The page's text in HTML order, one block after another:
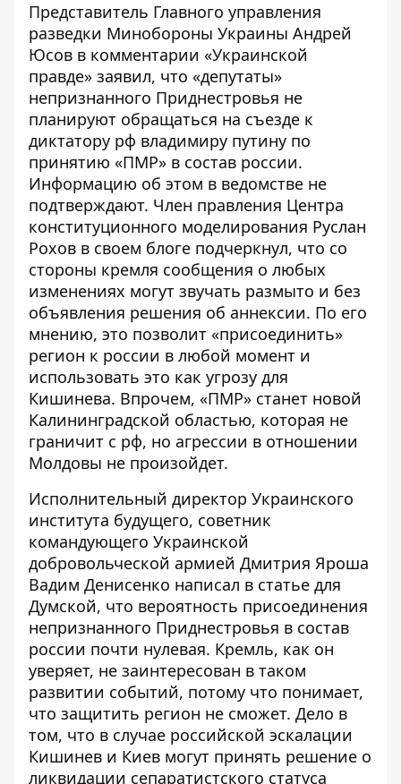
Представитель Главного управления
разведки Минобороны Украины Андрей
Юсов в комментарии «Украинской
правде» заявил, что «депутаты»
непризнанного Приднестровья не
планируют обращаться на съезде к
диктатору рф владимиру путину по
принятию «ПМР» в состав россии.
Информацию об этом в ведомстве не
подтверждают. Член правления Центра
конституционного моделирования Руслан
Рохов в своем блоге подчеркнул, что со
стороны кремля сообщения о любых
изменениях могут звучать размыто и без
объявления решения об аннексии. По его
мнению, это позволит «присоединить»
регион к россии в любой момент и
использовать это как угрозу для
Кишинева. Впрочем, «ПМР» станет новой
Калининградской областью, которая не
граничит с рф, но агрессии в отношении
Молдовы не произойдет.
Исполнительный директор Украинского
института будущего, советник
командующего Украинской
добровольческой армией Дмитрия Яроша
Вадим Денисенко написал в статье для
Думской, что вероятность присоединения
непризнанного Приднестровья в состав
россии почти нулевая. Кремль, как он
уверяет, не заинтересован в таком
развитии событий, потому что понимает,
что защитить регион не сможет. Дело в
том, что в случае российской эскалации
Кишинев и Киев могут принять решение о
ликвидации сепаратистского статуса